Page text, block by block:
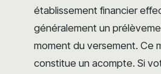
établissement financier
généralement un
moment du versement. Ce
constitue un acompte. Si